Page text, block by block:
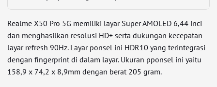
Realme X50 Pro 5G memiliki layar Super AMOLED 6,44 inci
dan menghasilkan resolusi HD+ serta dukungan kecepatan
layar refresh 90Hz. Layar ponsel ini HDR10 yang terintegrasi
dengan fingerprint di dalam layar. Ukuran pponsel ini yaitu
158,9 x 74,2 x 8,9mm dengan berat 205 gram.